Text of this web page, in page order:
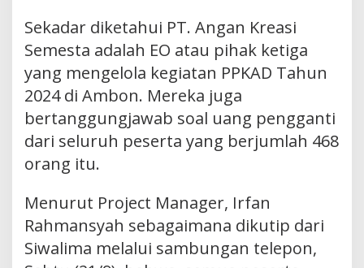
Sekadar diketahui PT. Angan Kreasi
Semesta adalah EO atau pihak ketiga
yang mengelola kegiatan PPKAD Tahun
2024 di Ambon. Mereka juga
bertanggungjawab soal uang pengganti
dari seluruh peserta yang berjumlah 468
orang itu.
Menurut Project Manager, Irfan
Rahmansyah sebagaimana dikutip dari
Siwalima melalui sambungan telepon,